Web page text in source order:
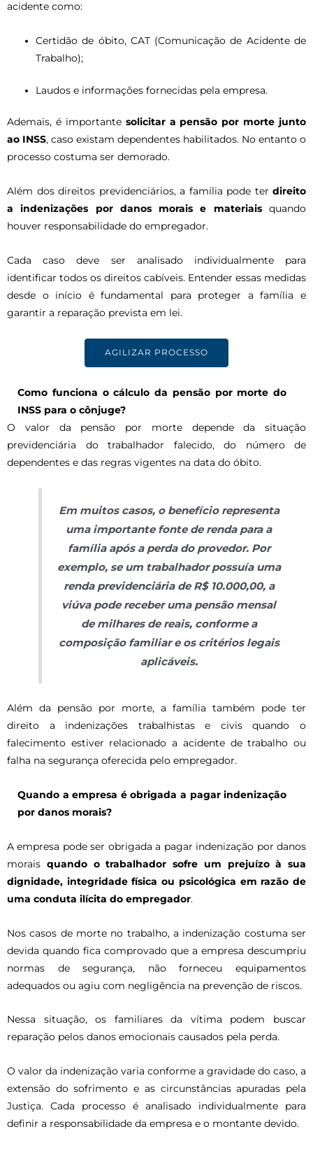
acidente como:
Certidão de óbito, CAT (Comunicação de Acidente de
Trabalho);
Laudos e informações fornecidas pela empresa.
Ademais, é importante solicitar a pensão por morte junto
ao INSS, caso existam dependentes habilitados. No entanto o
processo costuma ser demorado.
Além dos direitos previdenciários, a família pode ter direito
a indenizações por danos morais e materiaisquando
houver responsabilidade do empregador.
Cada caso deve ser analisado individualmente para
identificar todos os direitos cabíveis. Entender essas medidas
desde o início é fundamental para proteger a família e
garantir a reparação prevista em lei.
AGILIZAR PROCESSO
Como funciona o cálculo da pensão por morte do
INSS para o cônjuge?
O valor da pensão por morte depende da situação
previdenciária do trabalhador falecido, do número de
dependentes e das regras vigentes na data do óbito.
Em muitos casos, o benefício representa
uma importante fonte de renda para a
família após a perda do provedor. Por
exemplo, se um trabalhador possuía uma
renda previdenciária de R$ 10.000,00, a
viúva pode receber uma pensão mensal
de milhares de reais, conforme a
composição familiar e os critérios legais
aplicáveis.
Além da pensão por morte, a família também pode ter
direito a indenizações trabalhistas e civis quando o
falecimento estiver relacionado a acidente de trabalho ou
falha na segurança oferecida pelo empregador.
Quando a empresa é obrigada a pagar indenização
por danos morais?
A empresa pode ser obrigada a pagar indenização por danos
morais quando o trabalhador sofre um prejuízo à sua
dignidade, integridade física ou psicológica em razão de
uma conduta ilícita do empregador.
Nos casos de morte no trabalho, a indenização costuma ser
devida quando fica comprovado que a empresa descumpriu
normas de segurança, não forneceu equipamentos
adequados ou agiu com negligência na prevenção de riscos.
Nessa situação, os familiares da vítima podem buscar
reparação pelos danos emocionais causados pela perda.
O valor da indenização varia conforme a gravidade do caso, a
extensão do sofrimento e as circunstâncias apuradas pela
Justiça. Cada processo é analisado individualmente para
definir a responsabilidade da empresa e o montante devido.